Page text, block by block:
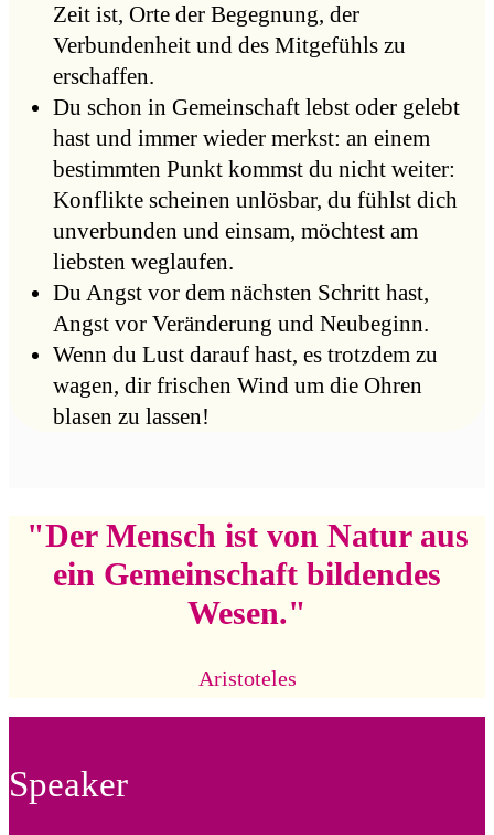
Zeit ist, Orte der Begegnung, der
Verbundenheit und des Mitgefühls zu
erschaffen.
Du schon in Gemeinschaft lebst oder gelebt
hast und immer wieder merkst: an einem
bestimmten Punkt kommst du nicht weiter:
Konflikte scheinen unlösbar, du fühlst dich
unverbunden und einsam, möchtest am
liebsten weglaufen.
Du Angst vor dem nächsten Schritt hast,
Angst vor Veränderung und Neubeginn.
Wenn du Lust darauf hast, es trotzdem zu
wagen, dir frischen Wind um die Ohren
blasen zu lassen!
"Der Mensch ist von Natur aus
ein Gemeinschaft bildendes
Wesen."
Aristoteles
Speaker